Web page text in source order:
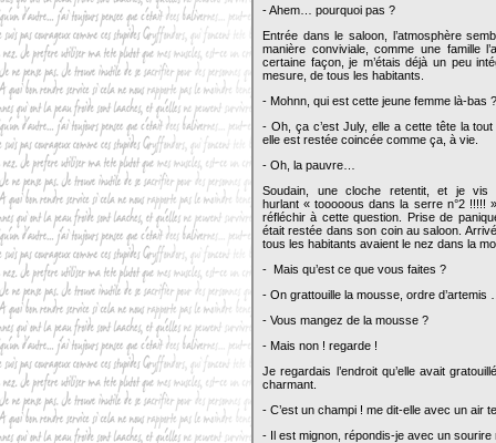
- Ahem… pourquoi pas ?
Entrée dans le saloon, l’atmosphère
manière conviviale, comme une famille
certaine façon, je m’étais déjà un peu
mesure, de tous les habitants.
- Mohnn, qui est cette jeune femme là-bas
- Oh, ça c’est July, elle a cette tête la
elle est restée coincée comme ça, à vie.
- Oh, la pauvre…
Soudain, une cloche retentit, et je
hurlant « tooooous dans la serre n°2 !!!!!
réfléchir à cette question. Prise de
était restée dans son coin au saloon.
tous les habitants avaient le nez dans la
- Mais qu’est ce que vous faites ?
- On grattouille la mousse, ordre
- Vous mangez de la mousse ?
- Mais non ! regarde !
Je regardais l’endroit qu’elle avait
charmant.
- C’est un champi ! me dit-elle avec un air
- Il est mignon, répondis-je avec un sourire